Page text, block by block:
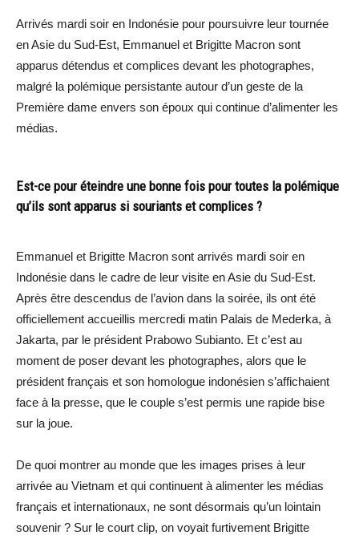
Arrivés mardi soir en Indonésie pour poursuivre leur tournée
en Asie du Sud-Est, Emmanuel et Brigitte Macron sont
apparus détendus et complices devant les photographes,
malgré la polémique persistante autour d’un geste de la
Première dame envers son époux qui continue d’alimenter les
médias.
Est-ce pour éteindre une bonne fois pour toutes la polémique
qu’ils sont apparus si souriants et complices ?
Emmanuel et Brigitte Macron sont arrivés mardi soir en
Indonésie dans le cadre de leur visite en Asie du Sud-Est.
Après être descendus de l’avion dans la soirée, ils ont été
officiellement accueillis mercredi matin Palais de Mederka, à
Jakarta, par le président Prabowo Subianto. Et c’est au
moment de poser devant les photographes, alors que le
président français et son homologue indonésien s’affichaient
face à la presse, que le couple s’est permis une rapide bise
sur la joue.
De quoi montrer au monde que les images prises à leur
arrivée au Vietnam et qui continuent à alimenter les médias
français et internationaux, ne sont désormais qu’un lointain
souvenir ? Sur le court clip, on voyait furtivement Brigitte